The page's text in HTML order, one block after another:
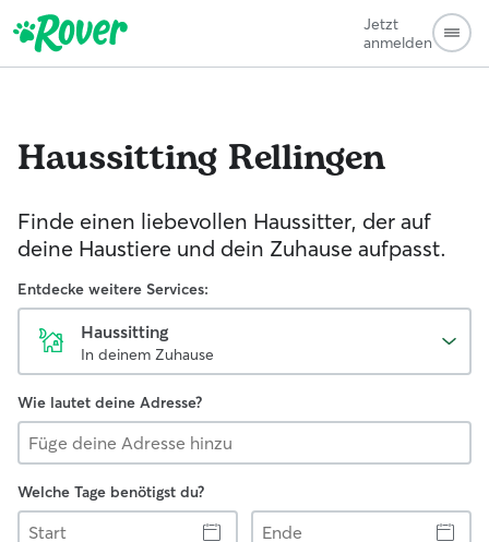
Jetzt
anmelden
Haussitting Rellingen
Finde einen liebevollen Haussitter, der auf
deine Haustiere und dein Zuhause aufpasst.
Entdecke weitere Services:
Haussitting
In deinem Zuhause
Wie lautet deine Adresse?
Welche Tage benötigst du?
Start
Ende